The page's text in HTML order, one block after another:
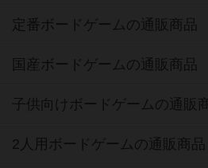
定番ボードゲームの通販商品
国産ボードゲームの通販商品
子供向けボードゲームの通販
2人用ボードゲームの通販商品